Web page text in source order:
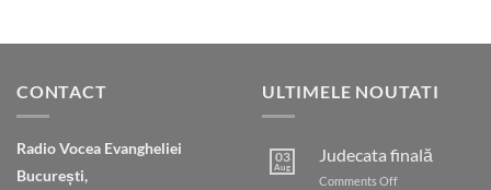
CONTACT
Radio Vocea Evangheliei
București,
ULTIMELE NOUTATI
03
Aug
Judecata finală
Comments Offon